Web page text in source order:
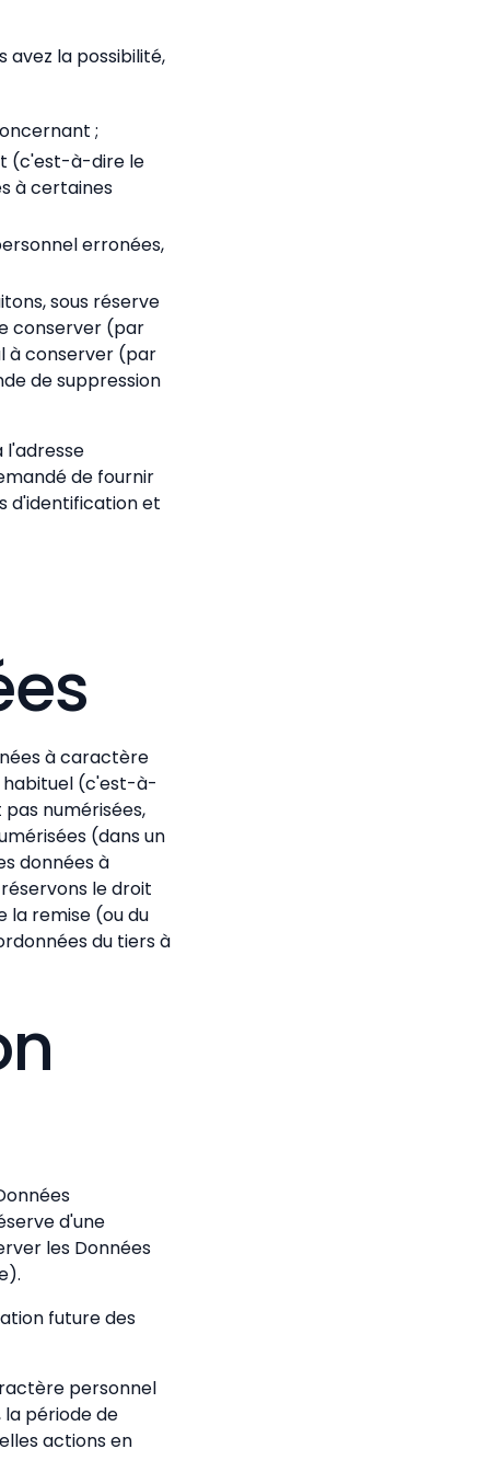
la possibilité,
;
(c'est-à-dire le
à certaines
erronées,
sous réserve
conserver (par
à conserver (par
de suppression
l'adresse
de fournir
d'identification et
à caractère
habituel (c'est-à-
numérisées,
(dans un
données à
le droit
la remise (ou du
du tiers à
d'une
les Données
future des
personnel
période de
actions en